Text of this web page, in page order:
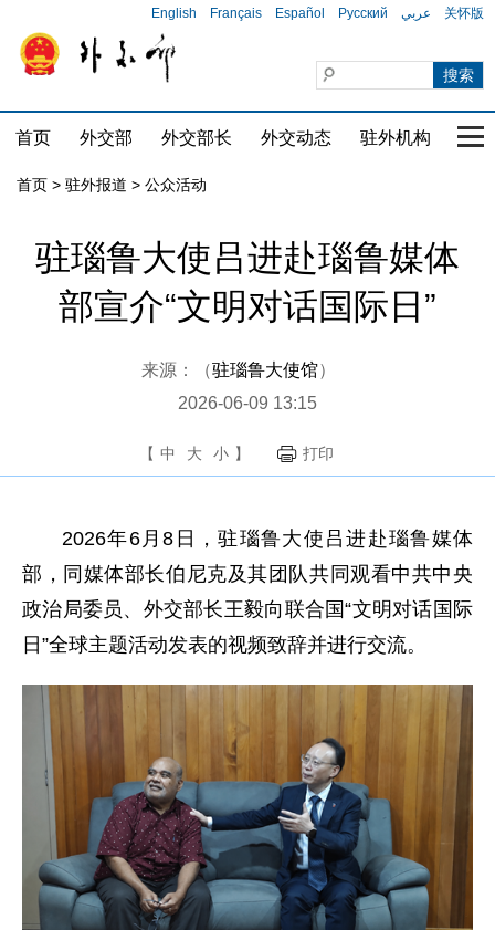
English Français Español Русский عربي 关怀版
首页 外交部 外交部长 外交动态 驻外机构 国
首页 > 驻外报道 > 公众活动
驻瑙鲁大使吕进赴瑙鲁媒体
部宣介“文明对话国际日”
来源：（驻瑙鲁大使馆）
2026-06-09 13:15
【 中 大 小 】 打印
2026年6月8日，驻瑙鲁大使吕进赴瑙鲁媒体
部，同媒体部长伯尼克及其团队共同观看中共中央
政治局委员、外交部长王毅向联合国“文明对话国际
日”全球主题活动发表的视频致辞并进行交流。